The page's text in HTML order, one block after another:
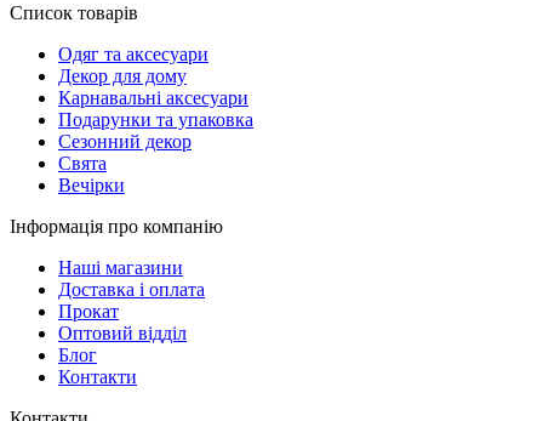
Список товарів
Oдяг та аксесуари
Декор для дому
Карнавальні аксесуари
Подарунки та упаковка
Сезонний декор
Свята
Вечірки
Інформація про компанію
Наші магазини
Доставка і оплата
Прокат
Оптовий відділ
Блог
Контакти